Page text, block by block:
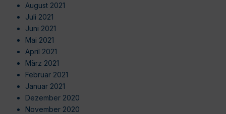
August 2021
Juli 2021
Juni 2021
Mai 2021
April 2021
März 2021
Februar 2021
Januar 2021
Dezember 2020
November 2020